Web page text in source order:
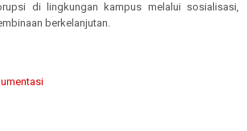
di lingkungan kampus melalui sosialisasi,
berkelanjutan.